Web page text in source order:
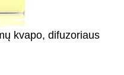
kvapo, difuzoriaus